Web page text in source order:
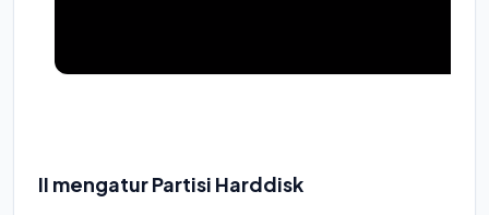
II mengatur Partisi Harddisk